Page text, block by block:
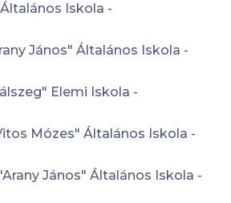
Iskola -
János" Általános Iskola -
Elemi Iskola -
Mózes" Általános Iskola -
János" Általános Iskola -